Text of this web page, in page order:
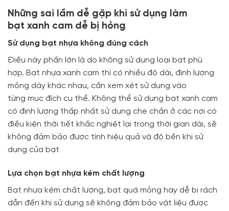
Những sai lầm dễ gặp khi sử dụng làm
bạt xanh cam dễ bị hỏng
Sử dụng bạt nhựa không đúng cách
Điều này phần lớn là do không sử dụng loại bạt phù
hợp. Bạt nhựa xanh cam thì có nhiều độ dài, định lượng
mỏng dày khác nhau, cần xem xét sử dụng vào
từng mục đích cụ thể. Không thể sử dụng bạt xanh cam
có định lượng thấp nhất sử dụng che chắn ở các nơi có
điều kiện thời tiết khắc nghiệt lại trong thời gian dài, sẽ
không đảm bảo được tính hiệu quả và độ bền khi sử
dụng của bạt
Lựa chọn bạt nhựa kém chất lượng
Bạt nhựa kém chất lượng, bạt quá mỏng hay dễ bị rách
dẫn đến khi sử dụng sẽ không đảm bảo vật liệu được